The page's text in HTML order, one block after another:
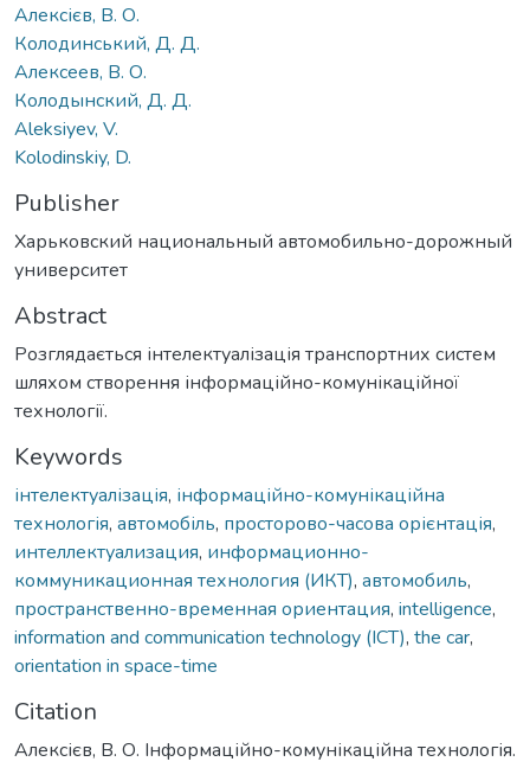
Алексієв, В. О.
Колодинський, Д. Д.
Алексеев, В. О.
Колодынский, Д. Д.
Aleksiyev, V.
Kolodinskiy, D.
Publisher
Харьковский национальный автомобильно-дорожный
университет
Abstract
Розглядається інтелектуалізація транспортних систем
шляхом створення інформаційно-комунікаційної
технології.
Keywords
інтелектуалізація, інформаційно-комунікаційна
технологія, автомобіль, просторово-часова орієнтація,
интеллектуализация, информационно-
коммуникационная технология (ИКТ), автомобиль,
пространственно-временная ориентация, intelligence,
information and communication technology (ICT), the car,
orientation in space-time
Citation
Алексієв, В. О. Інформаційно-комунікаційна технологія.